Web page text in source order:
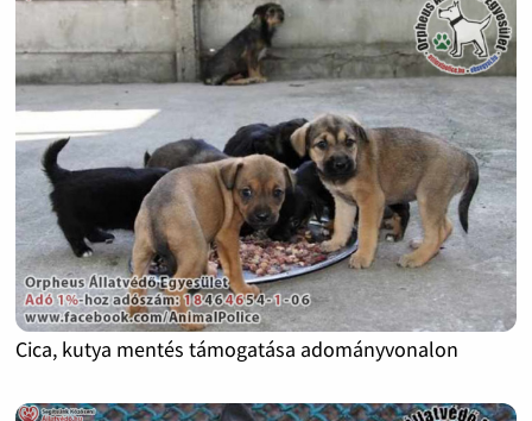
Cica, kutya mentés támogatása adományvonalon